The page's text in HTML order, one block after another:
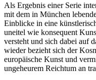
Als Ergebnis einer Serie
mit dem in München
Einblicke in eine
uneitel wie konsequent
versteht und sich dabei auf
wieder bezieht sich der
europäische Kunst und
ungeheurem Reichtum an